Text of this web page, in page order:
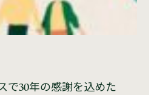
で30年の感謝を込めた